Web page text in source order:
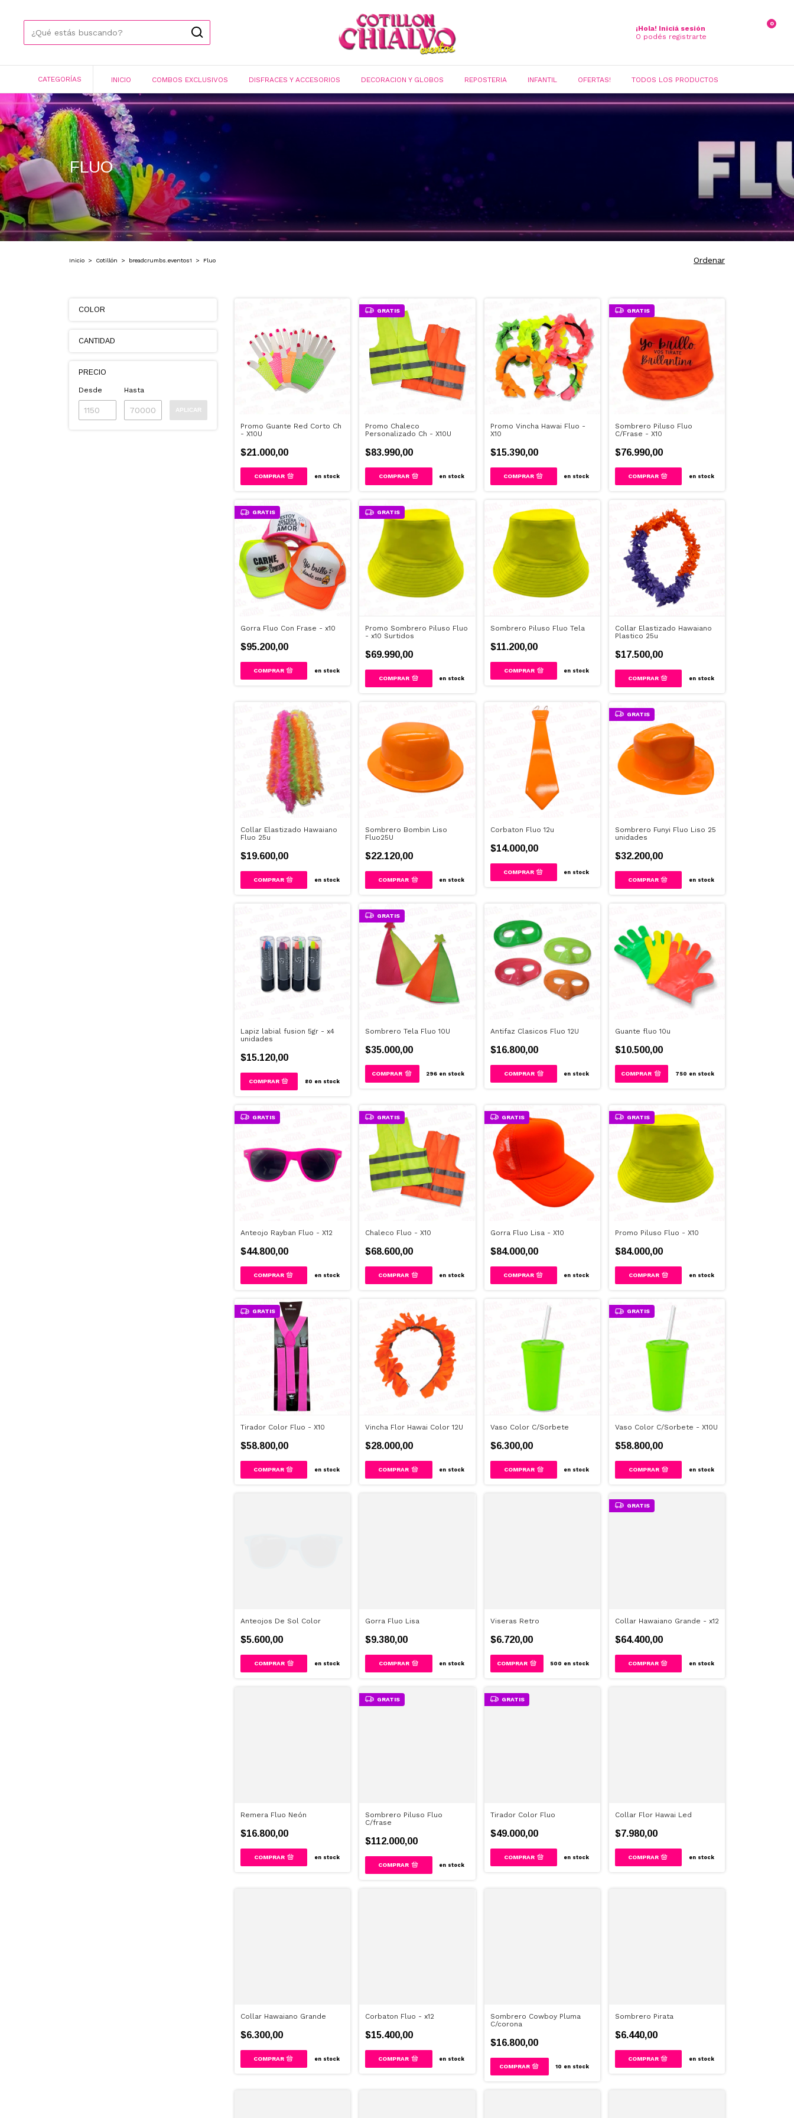
¡Hola! Iniciá sesión
O podés registrarte
0
CATEGORÍAS INICIO COMBOS EXCLUSIVOS DISFRACES Y ACCESORIOS DECORACION Y GLOBOS REPOSTERIA INFANTIL OFERTAS! TODOS LOS PRODUCTOS
FLUO
Inicio > Cotillón > breadcrumbs.eventos1 > Fluo Ordenar
COLOR
CANTIDAD
PRECIO
Desde Hasta
APLICAR
Promo Guante Red Corto Ch
- X10U
$21.000,00
COMPRAR en stock
GRATIS
Promo Chaleco
Personalizado Ch - X10U
$83.990,00
COMPRAR en stock
Promo Vincha Hawai Fluo -
X10
$15.390,00
en stock
GRATIS
Sombrero Piluso Fluo
C/Frase - X10
$76.990,00
en stock
GRATIS
Gorra Fluo Con Frase - x10
$95.200,00
en stock
GRATIS
Promo Sombrero Piluso Fluo
- x10 Surtidos
$69.990,00
COMPRAR en stock
Sombrero Piluso Fluo Tela
$11.200,00
COMPRAR en stock
Collar Elastizado Hawaiano
Plastico 25u
$17.500,00
en stock
Collar Elastizado Hawaiano
Fluo 25u
$19.600,00
en stock
Sombrero Bombin Liso
Fluo25U
$22.120,00
en stock
Corbaton Fluo 12u
$14.000,00
en stock
GRATIS
Sombrero Funyi Fluo Liso 25
unidades
$32.200,00
en stock
Lapiz labial fusion 5gr - x4
unidades
$15.120,00
80 en stock
GRATIS
Sombrero Tela Fluo 10U
$35.000,00
296 en stock
Antifaz Clasicos Fluo 12U
$16.800,00
COMPRAR en stock
Guante fluo 10u
$10.500,00
750 en stock
GRATIS
Anteojo Rayban Fluo - X12
$44.800,00
en stock
GRATIS
Chaleco Fluo - X10
$68.600,00
en stock
GRATIS
Gorra Fluo Lisa - X10
$84.000,00
en stock
GRATIS
Promo Piluso Fluo - X10
$84.000,00
COMPRAR en stock
GRATIS
Tirador Color Fluo - X10
$58.800,00
en stock
Vincha Flor Hawai Color 12U
$28.000,00
en stock
Vaso Color C/Sorbete
$6.300,00
COMPRAR en stock
GRATIS
Vaso Color C/Sorbete - X10U
$58.800,00
COMPRAR en stock
Anteojos De Sol Color
$5.600,00
COMPRAR en stock
Gorra Fluo Lisa
$9.380,00
COMPRAR en stock
Viseras Retro
$6.720,00
COMPRAR 500 en stock
GRATIS
Collar Hawaiano Grande - x12
$64.400,00
en stock
Remera Fluo Neón
$16.800,00
COMPRAR en stock
GRATIS
Sombrero Piluso Fluo
C/frase
$112.000,00
en stock
GRATIS
Tirador Color Fluo
$49.000,00
COMPRAR en stock
Collar Flor Hawai Led
$7.980,00
en stock
Collar Hawaiano Grande
$6.300,00
en stock
Corbaton Fluo - x12
$15.400,00
en stock
Sombrero Cowboy Pluma
C/corona
$16.800,00
10 en stock
Sombrero Pirata
$6.440,00
en stock